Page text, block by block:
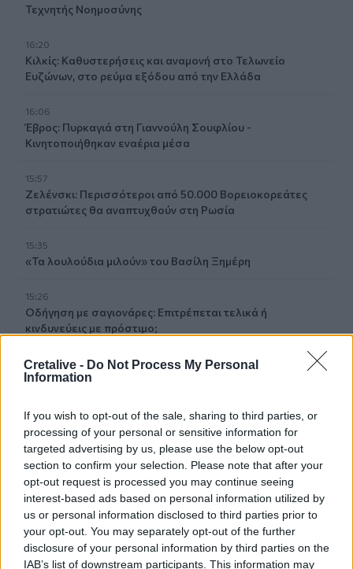
Cretalive - Do Not Process My Personal
Information
If you wish to opt-out of the sale, sharing to third parties, or
processing of your personal or sensitive information for
targeted advertising by us, please use the below opt-out
section to confirm your selection. Please note that after your
opt-out request is processed you may continue seeing
interest-based ads based on personal information utilized by
us or personal information disclosed to third parties prior to
your opt-out. You may separately opt-out of the further
disclosure of your personal information by third parties on the
IAB’s list of downstream participants. This information may
Τεχνητής Νοημοσύνης
16:20
Κιλκίς: Καθυστερήσεις και αναμονή στο Τελωνείο
Ευζώνων, στο ρεύμα εξόδου από την Ελλάδα
16:06
Έβρος: Πυρκαγιά στη Γιαννούλη Σουφλίου -
Κινητοποιήθηκαν εναέρια μέσα
15:57
Ζελένσκι: Περισσότεροι από 50.000 Βορειοκορεάτες
στρατιώτες θα αναπτυχθούν στη Ρωσία
15:35
«Τα λουλούδια μιλούν» του Βασίλη Ξημέρη
15:26
Οδήγηση με σαγιονάρες: Επιτρέπεται τελικά ή
κινδυνεύεις με πρόστιμο;
15:03
Σκέρτσος: Από τον Δεκέμβριο του 2018 έως τον
αυξήθηκαν από 106,4 δισ. ευρώ σε 148,7 δισ. ευρώ
14:58
Η Ελληνική Ολυμπιακή Επιτροπή ξεκινά τον καθαρισμό
των μαρμάρων του Παναθηναϊκού Σταδίου
14:45
POS και ταμειακές: βαριά πρόστιμα για όσους δε
συμμορφώνονται